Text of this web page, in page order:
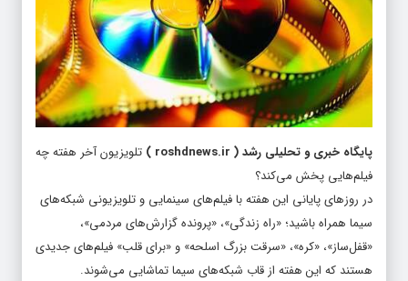
پایگاه خبری و تحلیلی رشد(
roshdnews.ir
) تلویزیون آخر هفته چه
فیلم‌هایی پخش می‌کند؟
در روزهای پایانی این هفته با فیلم‌های سینمایی و تلویزیونی شبکه‌های
سیما همراه باشید؛ «راه زندگی»، «پرونده گزارش‌های مردمی»،
«قفل‌ساز»، «کره»، «سرقت بزرگ اسلحه» و «برای قلب» فیلم‌های جدیدی
هستند که این هفته از قاب شبکه‌های سیما تماشایی می‌شوند.